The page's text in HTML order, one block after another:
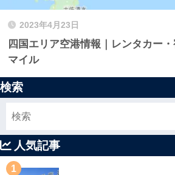
2023年4月23日
四国エリア空港情報｜レンタカー
マイル
検索
人気記事
1